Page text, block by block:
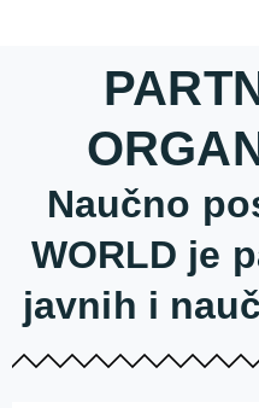
Naučno
WORLD je
javnih i